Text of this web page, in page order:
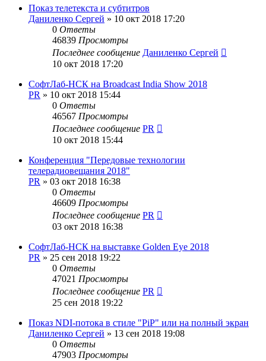
Показ телетекста и субтитров
Даниленко Сергей » 10 окт 2018 17:20
0 Ответы
46839 Просмотры
Последнее сообщение Даниленко Сергей
10 окт 2018 17:20
СофтЛаб-НСК на Broadcast India Show 2018
PR » 10 окт 2018 15:44
0 Ответы
46567 Просмотры
Последнее сообщение PR
10 окт 2018 15:44
Конференция "Передовые технологии
телерадиовещания 2018"
PR » 03 окт 2018 16:38
0 Ответы
46609 Просмотры
Последнее сообщение PR
03 окт 2018 16:38
СофтЛаб-НСК на выставке Golden Eye 2018
PR » 25 сен 2018 19:22
0 Ответы
47021 Просмотры
Последнее сообщение PR
25 сен 2018 19:22
Показ NDI-потока в стиле "PiP" или на полный экран
Даниленко Сергей » 13 сен 2018 19:08
0 Ответы
47903 Просмотры